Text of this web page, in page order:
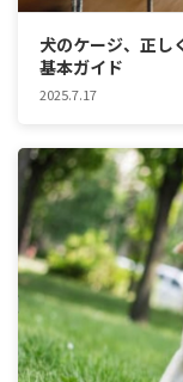
犬のケージ、正し
基本ガイド
2025.7.17